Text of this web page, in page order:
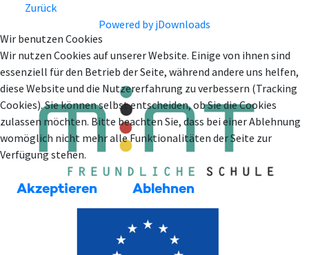
Zurück
Powered by jDownloads
Wir benutzen Cookies
Wir nutzen Cookies auf unserer Website. Einige von ihnen sind
essenziell für den Betrieb der Seite, während andere uns helfen,
diese Website und die Nutzererfahrung zu verbessern (Tracking
Cookies). Sie können selbst entscheiden, ob Sie die Cookies
zulassen möchten. Bitte beachten Sie, dass bei einer Ablehnung
womöglich nicht mehr alle Funktionalitäten der Seite zur
Verfügung stehen.
Akzeptieren Ablehnen